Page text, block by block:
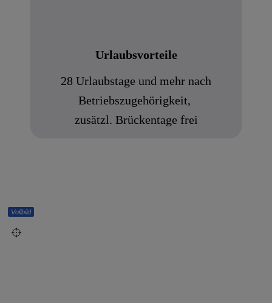
Urlaubsvorteile
28 Urlaubstage und mehr nach
Betriebszugehörigkeit,
zusätzl. Brückentage frei
Vollbild